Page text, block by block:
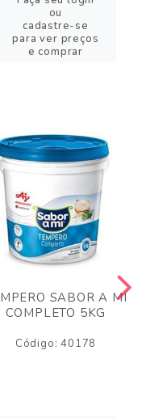
ou
cadastre-se
para ver preços
e comprar
SABOR A MI
COMPLETO 5KG
Código: 40178